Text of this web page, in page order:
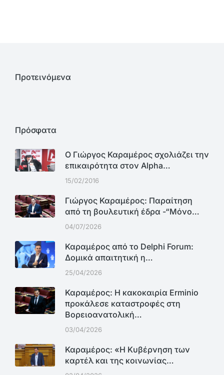
Προτεινόμενα
Πρόσφατα
Ο Γιώργος Καραμέρος σχολιάζει την
επικαιρότητα στον Alpha…
15/02/2016
Γιώργος Καραμέρος: Παραίτηση
από τη βουλευτική έδρα -“Μόνο…
04/07/2026
Καραμέρος από το Delphi Forum:
Δομικά απαιτητική η…
25/04/2026
Καραμέρος: Η κακοκαιρία Erminio
προκάλεσε καταστροφές στη
Βορειοανατολική…
03/04/2026
Καραμέρος: «Η Κυβέρνηση των
καρτέλ και της κοινωνίας…